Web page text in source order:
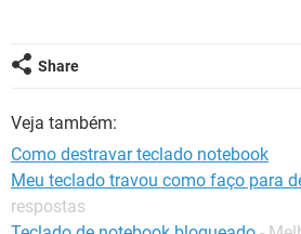
Share
Veja também:
Como destravar teclado notebook
Meu teclado travou como faço para
respostas